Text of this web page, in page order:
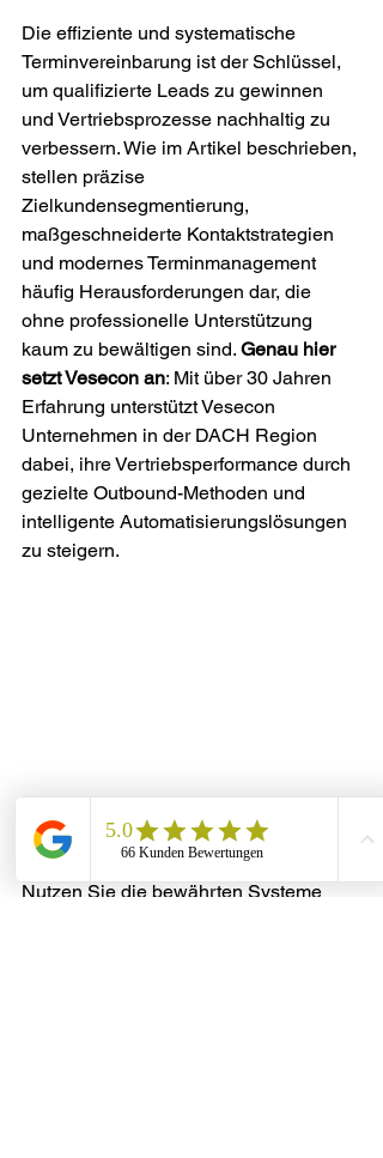
Die effiziente und systematische
Terminvereinbarung ist der Schlüssel,
um qualifizierte Leads zu gewinnen
und Vertriebsprozesse nachhaltig zu
verbessern. Wie im Artikel beschrieben,
stellen präzise
Zielkundensegmentierung,
maßgeschneiderte Kontaktstrategien
und modernes Terminmanagement
häufig Herausforderungen dar, die
ohne professionelle Unterstützung
kaum zu bewältigen sind. Genau hier
setzt Vesecon an: Mit über 30 Jahren
Erfahrung unterstützt Vesecon
Unternehmen in der DACH Region
dabei, ihre Vertriebsperformance durch
gezielte Outbound-Methoden und
intelligente Automatisierungslösungen
zu steigern.
Nutzen Sie die bewährten Systeme